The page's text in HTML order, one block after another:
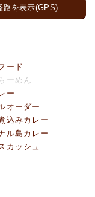
路を表示(GPS)
ード
ーめん
ー
オーダー
込みカレー
ル島カレー
カッシュ